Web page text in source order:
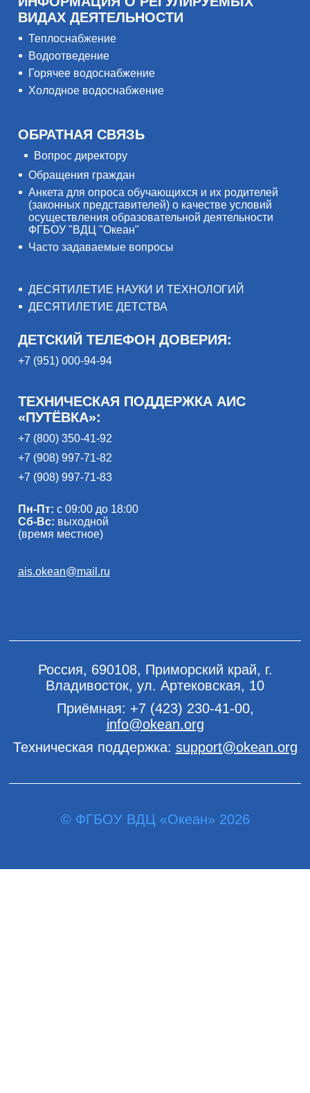
ВИДАХ ДЕЯТЕЛЬНОСТИ
Теплоснабжение
Водоотведение
Горячее водоснабжение
Холодное водоснабжение
ОБРАТНАЯ СВЯЗЬ
Вопрос директору
Обращения граждан
Анкета для опроса обучающихся и их родителей
(законных представителей) о качестве условий
осуществления образовательной деятельности
ФГБОУ "ВДЦ "Океан"
Часто задаваемые вопросы
ДЕСЯТИЛЕТИЕ НАУКИ И ТЕХНОЛОГИЙ
ДЕСЯТИЛЕТИЕ ДЕТСТВА
ДЕТСКИЙ ТЕЛЕФОН ДОВЕРИЯ:
+7 (951) 000-94-94
ТЕХНИЧЕСКАЯ ПОДДЕРЖКА АИС
«ПУТЁВКА»:
+7 (800) 350-41-92
+7 (908) 997-71-82
+7 (908) 997-71-83
Пн-Пт: с 09:00 до 18:00
Сб-Вс: выходной
(время местное)
ais.okean@mail.ru
Россия, 690108, Приморский край, г.
Владивосток, ул. Артековская, 10
Приёмная: +7 (423) 230-41-00,
info@okean.org
Техническая поддержка: support@okean.org
© ФГБОУ ВДЦ «Океан» 2026